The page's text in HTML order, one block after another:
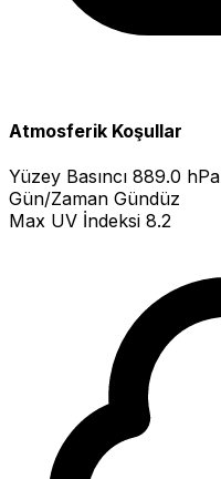
Atmosferik Koşullar
Yüzey Basıncı 889.0 hPa
Gün/Zaman Gündüz
Max UV İndeksi 8.2